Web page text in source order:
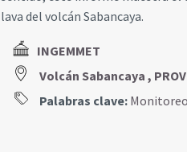
lava del volcán Sabancaya.
INGEMMET
Volcán Sabancaya ,
Palabras clave: Monitoreo